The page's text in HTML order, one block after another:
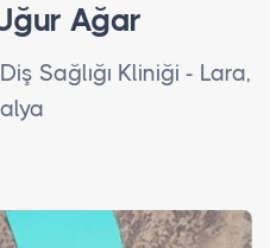
Ağar
Sağlığı Kliniği - Lara,